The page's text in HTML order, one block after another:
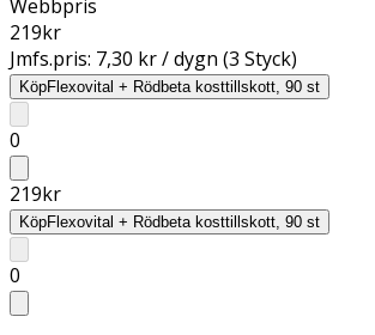
Webbpris
219kr
Jmfs.pris: 7,30 kr / dygn (3 Styck)
KöpFlexovital + Rödbeta kosttillskott, 90 st
0
219kr
KöpFlexovital + Rödbeta kosttillskott, 90 st
0